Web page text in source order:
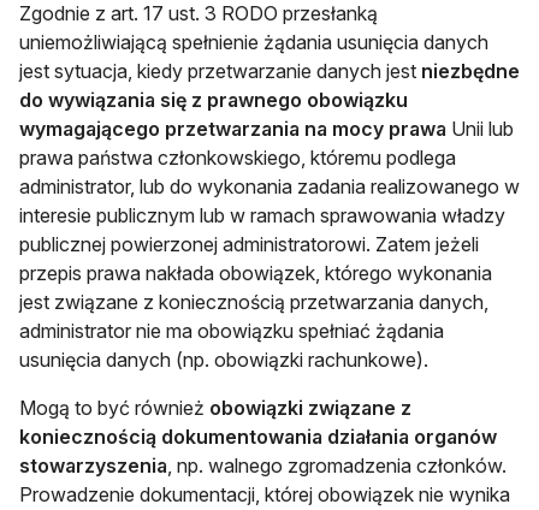
Zgodnie z art. 17 ust. 3 RODO przesłanką
uniemożliwiającą spełnienie żądania usunięcia danych
jest sytuacja, kiedy przetwarzanie danych jest niezbędne
do wywiązania się z prawnego obowiązku
wymagającego przetwarzania na mocy prawa Unii lub
prawa państwa członkowskiego, któremu podlega
administrator, lub do wykonania zadania realizowanego w
interesie publicznym lub w ramach sprawowania władzy
publicznej powierzonej administratorowi. Zatem jeżeli
przepis prawa nakłada obowiązek, którego wykonania
jest związane z koniecznością przetwarzania danych,
administrator nie ma obowiązku spełniać żądania
usunięcia danych (np. obowiązki rachunkowe).
Mogą to być również obowiązki związane z
koniecznością dokumentowania działania organów
stowarzyszenia, np. walnego zgromadzenia członków.
Prowadzenie dokumentacji, której obowiązek nie wynika